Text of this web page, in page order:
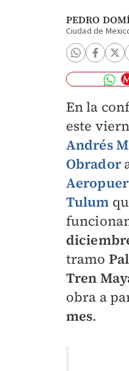
PEDRO
Ciudad de
En la
este
Andrés
Obrador
Tulum
tramo
Tren
obra a
mes.